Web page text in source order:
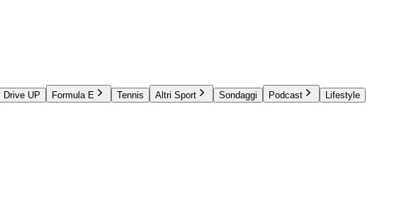
Drive UP Formula E Tennis Altri Sport Sondaggi Podcast
Lifestyle